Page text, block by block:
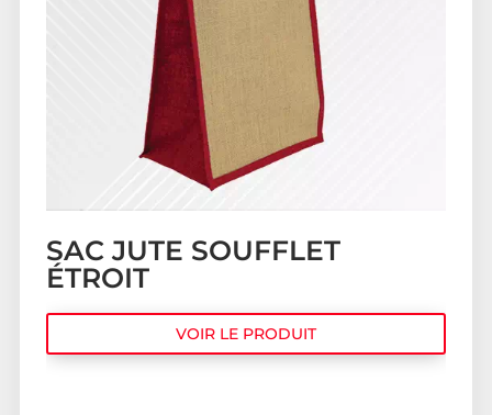
SAC JUTE SOUFFLET
ÉTROIT
VOIR LE PRODUIT